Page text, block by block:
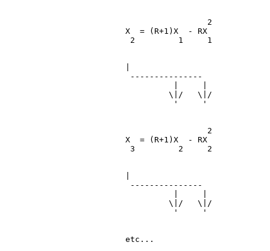
                                     2
                    X  = (R+1)X  - RX
                     ---------------
                             \|/   \|/
                                     2
                    X  = (R+1)X  - RX
                     ---------------
                             \|/   \|/